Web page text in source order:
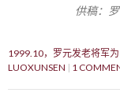
供稿：
1999.10，罗元发老将军
LUOXUNSEN
1